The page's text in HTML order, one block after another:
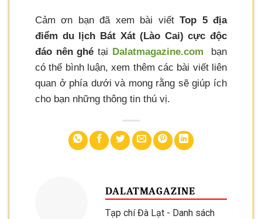
Cảm ơn bạn đã xem bài viếtTop 5 địa
điểm du lịch Bát Xát (Lào Cai) cực độc
đáo nên ghé tại Dalatmagazine.com
bạn
có thể bình luận, xem thêm các bài viết liên
quan ở phía dưới và mong rằng sẽ giúp ích
cho bạn những thông tin thú vị.
DALATMAGAZINE
Tạp chí Đà Lạt - Danh sách